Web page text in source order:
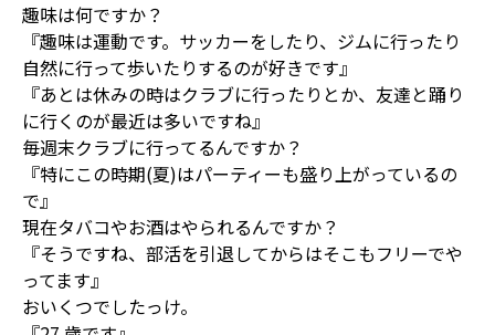
趣味は何ですか？
『趣味は運動です。サッカーをしたり、ジムに行ったり
自然に行って歩いたりするのが好きです』
『あとは休みの時はクラブに行ったりとか、友達と踊り
に行くのが最近は多いですね』
毎週末クラブに行ってるんですか？
『特にこの時期(夏)はパーティーも盛り上がっているの
で』
現在タバコやお酒はやられるんですか？
『そうですね、部活を引退してからはそこもフリーでや
ってます』
おいくつでしたっけ。